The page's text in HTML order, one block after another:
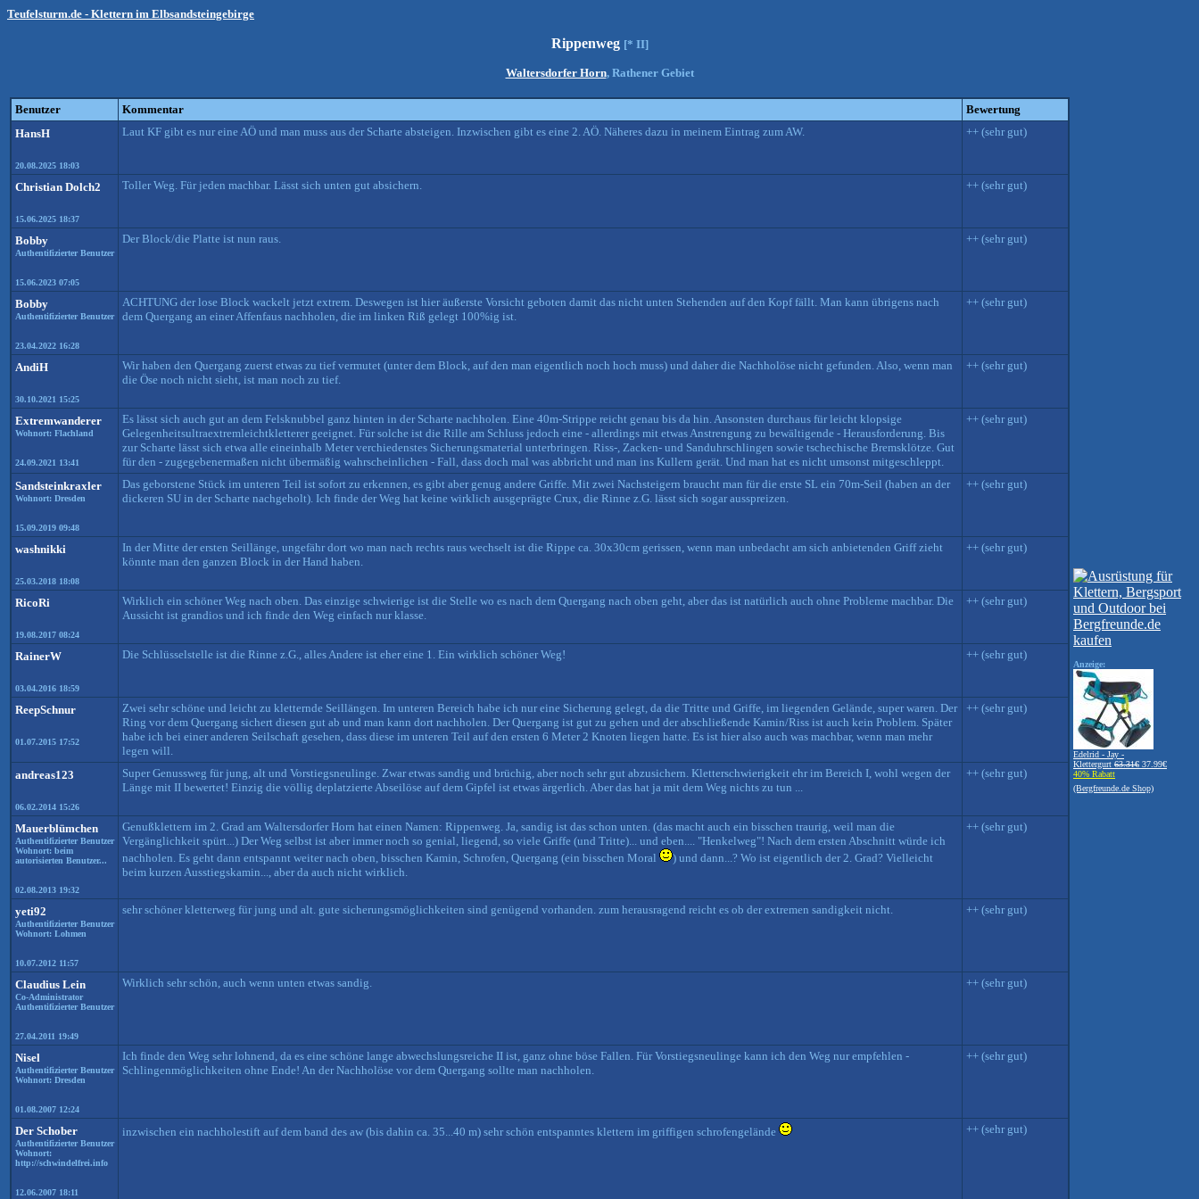
Teufelsturm.de - Klettern im Elbsandsteingebirge
Rippenweg [* II]
Waltersdorfer Horn, Rathener Gebiet
Benutzer Kommentar
Bewertung
HansH
20.08.2025 18:03
Laut KF gibt es nur eine AÖ und man muss aus der Scharte absteigen. Inzwischen gibt es eine 2. AÖ. Näheres dazu in meinem Eintrag zum AW. ++ (sehr gut)
Christian Dolch2
15.06.2025 18:37
Toller Weg. Für jeden machbar. Lässt sich unten gut absichern. ++ (sehr gut)
Bobby
Authentifizierter Benutzer
15.06.2023 07:05
Der Block/die Platte ist nun raus. ++ (sehr gut)
Bobby
Authentifizierter Benutzer
23.04.2022 16:28
ACHTUNG der lose Block wackelt jetzt extrem. Deswegen ist hier äußerste Vorsicht geboten damit das nicht unten Stehenden auf den Kopf fällt. Man kann übrigens nach
dem Quergang an einer Affenfaus nachholen, die im linken Riß gelegt 100%ig ist.
++ (sehr gut)
AndiH
30.10.2021 15:25
Wir haben den Quergang zuerst etwas zu tief vermutet (unter dem Block, auf den man eigentlich noch hoch muss) und daher die Nachholöse nicht gefunden. Also, wenn man
die Öse noch nicht sieht, ist man noch zu tief.
++ (sehr gut)
Extremwanderer
Wohnort: Flachland
24.09.2021 13:41
Es lässt sich auch gut an dem Felsknubbel ganz hinten in der Scharte nachholen. Eine 40m-Strippe reicht genau bis da hin. Ansonsten durchaus für leicht klopsige
Gelegenheitsultraextremleichtkletterer geeignet. Für solche ist die Rille am Schluss jedoch eine - allerdings mit etwas Anstrengung zu bewältigende - Herausforderung. Bis
zur Scharte lässt sich etwa alle eineinhalb Meter verchiedenstes Sicherungsmaterial unterbringen. Riss-, Zacken- und Sanduhrschlingen sowie tschechische Bremsklötze. Gut
für den - zugegebenermaßen nicht übermäßig wahrscheinlichen - Fall, dass doch mal was abbricht und man ins Kullern gerät. Und man hat es nicht umsonst mitgeschleppt.
++ (sehr gut)
Sandsteinkraxler
Wohnort: Dresden
15.09.2019 09:48
Das geborstene Stück im unteren Teil ist sofort zu erkennen, es gibt aber genug andere Griffe. Mit zwei Nachsteigern braucht man für die erste SL ein 70m-Seil (haben an der
dickeren SU in der Scharte nachgeholt). Ich finde der Weg hat keine wirklich ausgeprägte Crux, die Rinne z.G. lässt sich sogar ausspreizen.
++ (sehr gut)
washnikki
25.03.2018 18:08
In der Mitte der ersten Seillänge, ungefähr dort wo man nach rechts raus wechselt ist die Rippe ca. 30x30cm gerissen, wenn man unbedacht am sich anbietenden Griff zieht
könnte man den ganzen Block in der Hand haben.
++ (sehr gut)
RicoRi
19.08.2017 08:24
Wirklich ein schöner Weg nach oben. Das einzige schwierige ist die Stelle wo es nach dem Quergang nach oben geht, aber das ist natürlich auch ohne Probleme machbar. Die
Aussicht ist grandios und ich finde den Weg einfach nur klasse.
++ (sehr gut)
RainerW
03.04.2016 18:59
Die Schlüsselstelle ist die Rinne z.G., alles Andere ist eher eine 1. Ein wirklich schöner Weg! ++ (sehr gut)
ReepSchnur
01.07.2015 17:52
Zwei sehr schöne und leicht zu kletternde Seillängen. Im unteren Bereich habe ich nur eine Sicherung gelegt, da die Tritte und Griffe, im liegenden Gelände, super waren. Der
Ring vor dem Quergang sichert diesen gut ab und man kann dort nachholen. Der Quergang ist gut zu gehen und der abschließende Kamin/Riss ist auch kein Problem. Später
habe ich bei einer anderen Seilschaft gesehen, dass diese im unteren Teil auf den ersten 6 Meter 2 Knoten liegen hatte. Es ist hier also auch was machbar, wenn man mehr
legen will.
++ (sehr gut)
andreas123
06.02.2014 15:26
Super Genussweg für jung, alt und Vorstiegsneulinge. Zwar etwas sandig und brüchig, aber noch sehr gut abzusichern. Kletterschwierigkeit ehr im Bereich I, wohl wegen der
Länge mit II bewertet! Einzig die völlig deplatzierte Abseilöse auf dem Gipfel ist etwas ärgerlich. Aber das hat ja mit dem Weg nichts zu tun ...
++ (sehr gut)
Mauerblümchen
Authentifizierter Benutzer
Wohnort: beim
autorisierten Benutzer...
02.08.2013 19:32
Genußklettern im 2. Grad am Waltersdorfer Horn hat einen Namen: Rippenweg. Ja, sandig ist das schon unten. (das macht auch ein bisschen traurig, weil man die
Vergänglichkeit spürt...) Der Weg selbst ist aber immer noch so genial, liegend, so viele Griffe (und Tritte)... und eben.... "Henkelweg"! Nach dem ersten Abschnitt würde ich
nachholen. Es geht dann entspannt weiter nach oben, bisschen Kamin, Schrofen, Quergang (ein bisschen Moral
) und dann...? Wo ist eigentlich der 2. Grad? Vielleicht
beim kurzen Ausstiegskamin..., aber da auch nicht wirklich.
++ (sehr gut)
yeti92
Authentifizierter Benutzer
Wohnort: Lohmen
10.07.2012 11:57
sehr schöner kletterweg für jung und alt. gute sicherungsmöglichkeiten sind genügend vorhanden. zum herausragend reicht es ob der extremen sandigkeit nicht. ++ (sehr gut)
Claudius Lein
Co-Administrator
Authentifizierter Benutzer
27.04.2011 19:49
Wirklich sehr schön, auch wenn unten etwas sandig. ++ (sehr gut)
Nisel
Authentifizierter Benutzer
Wohnort: Dresden
01.08.2007 12:24
Ich finde den Weg sehr lohnend, da es eine schöne lange abwechslungsreiche II ist, ganz ohne böse Fallen. Für Vorstiegsneulinge kann ich den Weg nur empfehlen -
Schlingenmöglichkeiten ohne Ende! An der Nachholöse vor dem Quergang sollte man nachholen.
++ (sehr gut)
Der Schober
Authentifizierter Benutzer
Wohnort:
http://schwindelfrei.info
12.06.2007 18:11
inzwischen ein nachholestift auf dem band des aw (bis dahin ca. 35...40 m) sehr schön entspanntes klettern im griffigen schrofengelände ++ (sehr gut)
Anzeige:
Edelrid - Jay -
Klettergurt 63.31€ 37.99€
40% Rabatt
(Bergfreunde.de Shop)